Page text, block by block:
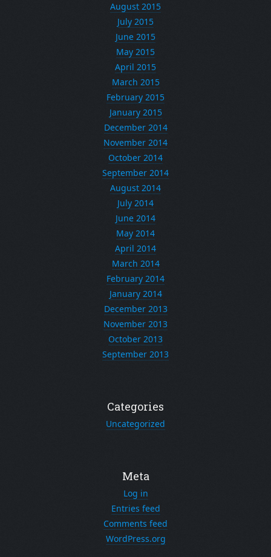
August 2015
July 2015
June 2015
May 2015
April 2015
March 2015
February 2015
January 2015
December 2014
November 2014
October 2014
September 2014
August 2014
July 2014
June 2014
May 2014
April 2014
March 2014
February 2014
January 2014
December 2013
November 2013
October 2013
September 2013
Categories
Uncategorized
Meta
Log in
Entries feed
Comments feed
WordPress.org